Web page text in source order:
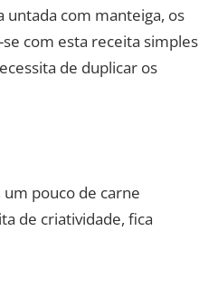
com manteiga, os
com esta receita simples
de duplicar os
pouco de carne
de criatividade, fica